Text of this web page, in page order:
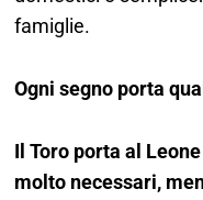
famiglie.
Ogni segno porta
Il Toro porta al
molto necessari,